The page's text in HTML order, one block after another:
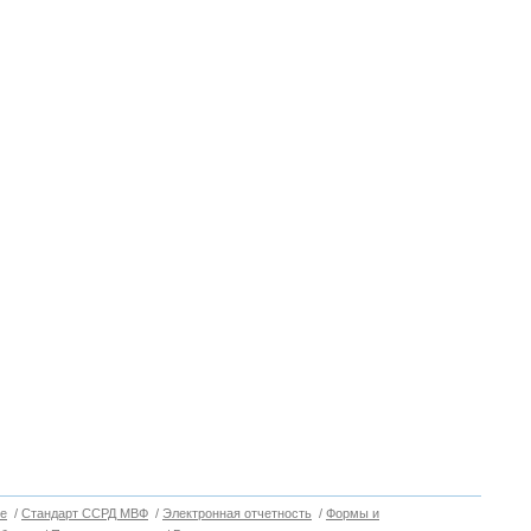
/ Стандарт ССРД МВФ / Электронная отчетность / Формы и